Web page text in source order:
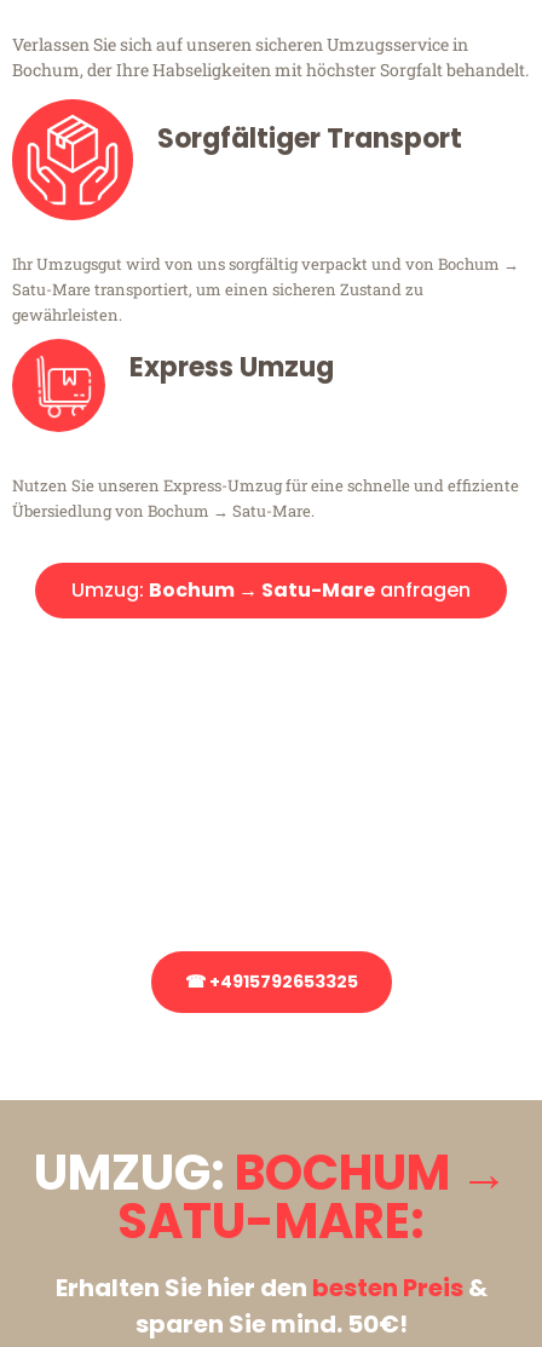
Verlassen Sie sich auf unseren sicheren Umzugsservice in
Bochum, der Ihre Habseligkeiten mit höchster Sorgfalt behandelt.
Sorgfältiger Transport
Ihr Umzugsgut wird von uns sorgfältig verpackt und von Bochum →
Satu-Mare transportiert, um einen sicheren Zustand zu
gewährleisten.
Express Umzug
Nutzen Sie unseren Express-Umzug für eine schnelle und effiziente
Übersiedlung von Bochum → Satu-Mare.
Umzug: Bochum → Satu-Mare anfragen
☎ +4915792653325
UMZUG: BOCHUM →
SATU-MARE:
Erhalten Sie hier den besten Preis&
sparen Sie mind. 50€!